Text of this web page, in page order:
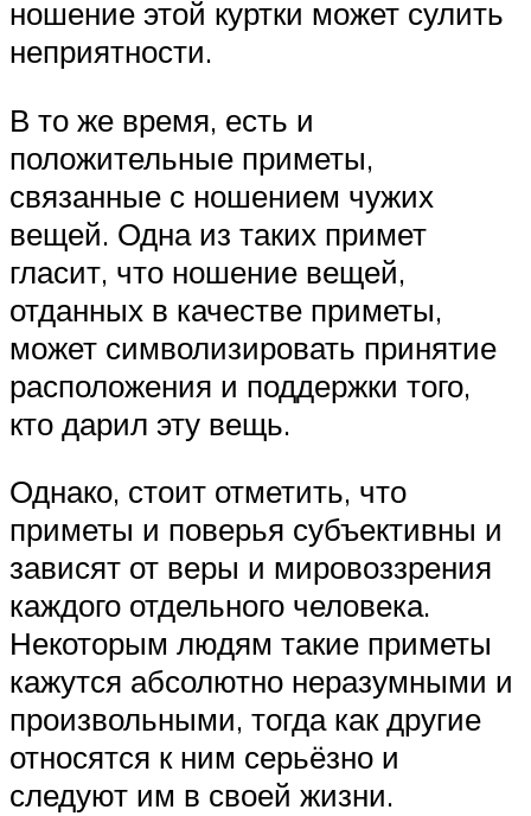
ношение этой куртки может сулить
неприятности.
В то же время, есть и
положительные приметы,
связанные с ношением чужих
вещей. Одна из таких примет
гласит, что ношение вещей,
отданных в качестве приметы,
может символизировать принятие
расположения и поддержки того,
кто дарил эту вещь.
Однако, стоит отметить, что
приметы и поверья субъективны и
зависят от веры и мировоззрения
каждого отдельного человека.
Некоторым людям такие приметы
кажутся абсолютно неразумными и
произвольными, тогда как другие
относятся к ним серьёзно и
следуют им в своей жизни.